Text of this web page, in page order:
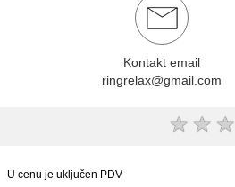
Kontakt email
ringrelax@gmail.com
★ ★ ★
U cenu je uključen PDV